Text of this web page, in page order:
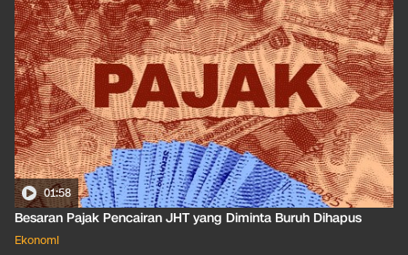
yang Diminta Buruh Dihapus
01:45
Mengenal BHR Ojol, Bonus